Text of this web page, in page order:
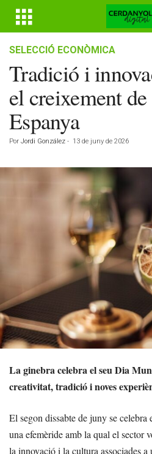
SELECCIÓ ECONÒMICA
Tradició i
el creixement
Espanya
Por Jordi González - 13 de juny de 2026
La ginebra celebra el seu Dia
creativitat, tradició i noves
El segon dissabte de juny se
una efemèride amb la qual el sector
la innovació i la cultura associades a